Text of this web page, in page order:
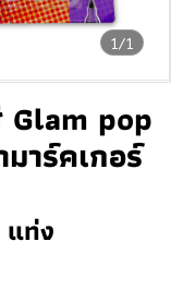
1/1
Glam pop
าร์คเกอร์
แท่ง